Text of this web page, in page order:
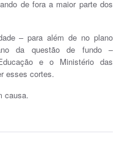
de fora a maior parte dos
– para além de no plano
da questão de fundo –
e o Ministério das
esses cortes.
causa.